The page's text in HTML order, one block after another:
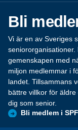
Bli
Vi är en av Sveriges
seniororganisationer.
gemenskapen med
miljon medlemmar i
landet. Tillsammans
bättre villkor för
dig som senior.
Bli medlem i